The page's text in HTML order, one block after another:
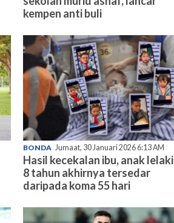
kempen anti buli
BONDA Jumaat, 30 Januari 2026 6:13 AM
Hasil kecekalan ibu, anak lelaki
8 tahun akhirnya tersedar
daripada koma 55 hari